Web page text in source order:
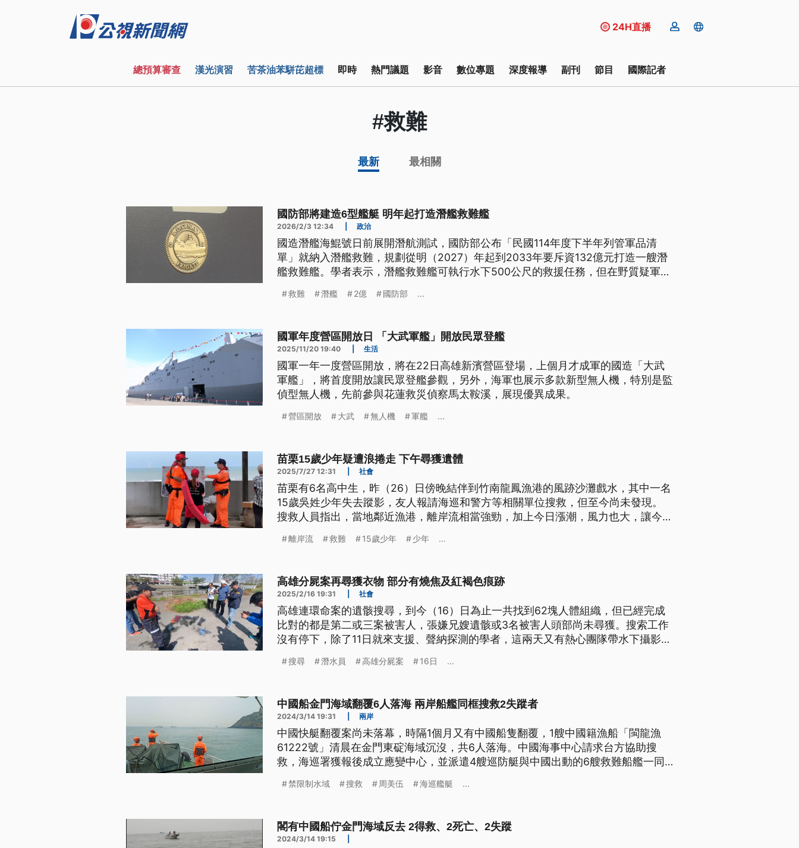
24H直播
總預算審查 漢光演習 苦茶油苯駢芘超標 即時 熱門議題 影音 數位專題 深度報導 副刊 節目 國際記者
#救難
最新 最相關
國防部將建造6型艦艇 明年起打造潛艦救難艦
2026/2/3 12:34 政治
國造潛艦海鯤號日前展開潛航測試，國防部公布「民國114年度下半年列管軍品清
單」就納入潛艦救難，規劃從明（2027）年起到2033年要斥資132億元打造一艘潛
艦救難艦。學者表示，潛艦救難艦可執行水下500公尺的救援任務，但在野質疑軍方
救難 潛艦 2億 國防部 ...
國軍年度營區開放日 「大武軍艦」開放民眾登艦
2025/11/20 19:40 生活
國軍一年一度營區開放，將在22日高雄新濱營區登場，上個月才成軍的國造「大武
軍艦」，將首度開放讓民眾登艦參觀，另外，海軍也展示多款新型無人機，特別是監
偵型無人機，先前參與花蓮救災偵察馬太鞍溪，展現優異成果。
營區開放 大武 無人機 軍艦 ...
苗栗15歲少年疑遭浪捲走 下午尋獲遺體
2025/7/27 12:31 社會
苗栗有6名高中生，昨（26）日傍晚結伴到竹南龍鳳漁港的風跡沙灘戲水，其中一名
15歲吳姓少年失去蹤影，友人報請海巡和警方等相關單位搜救，但至今尚未發現。
搜救人員指出，當地鄰近漁港，離岸流相當強勁，加上今日漲潮，風力也大，讓今日
岸。
離岸流 救難 15歲少年 少年 ...
高雄分屍案再尋獲衣物 部分有燒焦及紅褐色痕跡
2025/2/16 19:31 社會
高雄連環命案的遺骸搜尋，到今（16）日為止一共找到62塊人體組織，但已經完成
比對的都是第二或三案被害人，張嫌兄嫂遺骸或3名被害人頭部尚未尋獲。搜索工作
沒有停下，除了11日就來支援、聲納探測的學者，這兩天又有熱心團隊帶水下攝影以
跡的不明衣物，將送鑑識採證，確認是否與命案相關。
搜尋 潛水員 高雄分屍案 16日 ...
中國船金門海域翻覆6人落海 兩岸船艦同框搜救2失蹤者
2024/3/14 19:31 兩岸
中國快艇翻覆案尚未落幕，時隔1個月又有中國船隻翻覆，1艘中國籍漁船「閩龍漁
61222號」清晨在金門東碇海域沉沒，共6人落海。中國海事中心請求台方協助搜
救，海巡署獲報後成立應變中心，並派遣4艘巡防艇與中國出動的6艘救難船艦一同
灣禁限制水域內0.3浬自行翻覆。
禁限制水域 搜救 周美伍 海巡艦艇 ...
閣有中國船佇金門海域反去 2得救、2死亡、2失蹤
2024/3/14 19:15